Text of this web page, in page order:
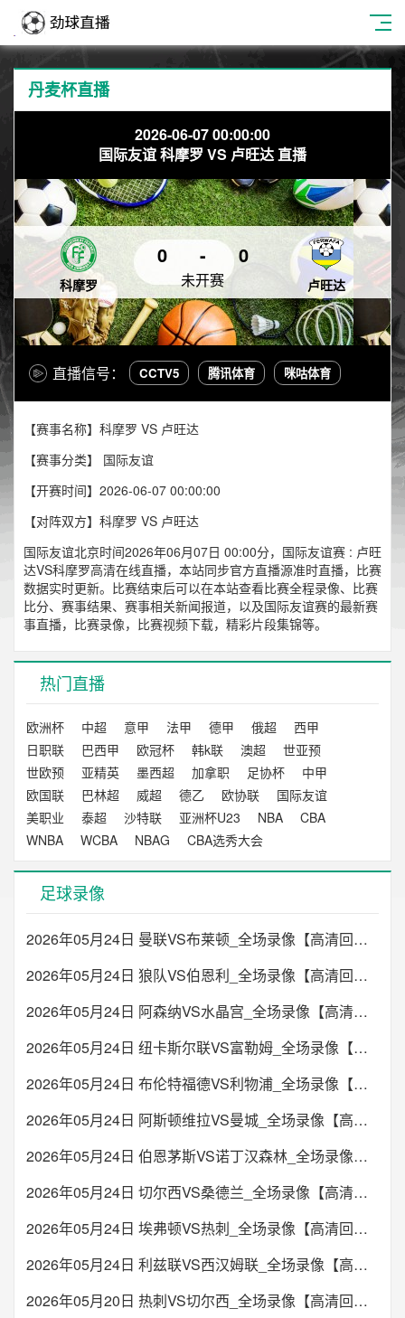
丹麦杯直播
2026-06-07 00:00:00
国际友谊 科摩罗 VS 卢旺达 直播
科摩罗
0 - 0
卢旺达
未开赛
直播信号： CCTV5 腾讯体育 咪咕体育
【赛事名称】科摩罗 VS 卢旺达
【赛事分类】 国际友谊
【开赛时间】2026-06-07 00:00:00
【对阵双方】科摩罗 VS 卢旺达
国际友谊北京时间2026年06月07日 00:00分，国际友谊赛 : 卢旺
达VS科摩罗高清在线直播，本站同步官方直播源准时直播，比赛
数据实时更新。比赛结束后可以在本站查看比赛全程录像、比赛
比分、赛事结果、赛事相关新闻报道，以及国际友谊赛的最新赛
事直播，比赛录像，比赛视频下载，精彩片段集锦等。
热门直播
欧洲杯 中超 意甲 法甲 德甲 俄超
西甲
日职联
巴西甲 欧冠杯 韩k联 澳超
世亚预
世欧预
亚精英 墨西超 加拿职 足协杯
中甲
欧国联
巴林超 威超 德乙 欧协联
国际友谊
美职业
泰超 沙特联 亚洲杯U23 NBA
CBA
WNBA
WCBA NBAG CBA选秀大会
足球录像
2026年05月24日 曼联VS布莱顿_全场录像【高清回放】
2026年05月24日 狼队VS伯恩利_全场录像【高清回放】
2026年05月24日 阿森纳VS水晶宫_全场录像【高清回放】
2026年05月24日 纽卡斯尔联VS富勒姆_全场录像【高清回放】
2026年05月24日 布伦特福德VS利物浦_全场录像【高清回放】
2026年05月24日 阿斯顿维拉VS曼城_全场录像【高清回放】
2026年05月24日 伯恩茅斯VS诺丁汉森林_全场录像【高清回放】
2026年05月24日 切尔西VS桑德兰_全场录像【高清回放】
2026年05月24日 埃弗顿VS热刺_全场录像【高清回放】
2026年05月24日 利兹联VS西汉姆联_全场录像【高清回放】
2026年05月20日 热刺VS切尔西_全场录像【高清回放】